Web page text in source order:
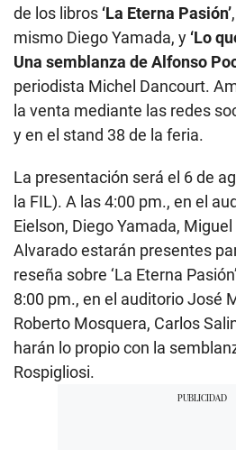
de los libros ‘La Eterna Pasión’
mismo Diego Yamada, y ‘Lo
Una semblanza de Alfonso
periodista Michel Dancourt.
la venta mediante las redes
y en el stand 38 de la feria.
La presentación será el 6 de
la FIL). A las 4:00 pm., en el
Eielson, Diego Yamada,
Alvarado estarán presentes
reseña sobre ‘La Eterna
8:00 pm., en el auditorio José
Roberto Mosquera, Carlos
harán lo propio con la
Rospigliosi.